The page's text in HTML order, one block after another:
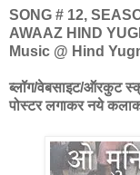
SONG # 12,
AWAAZ HIND
Music @ Hind
ब्लॉग/वेबसाइट/ऑरकुट
पोस्टर लगाकर नये